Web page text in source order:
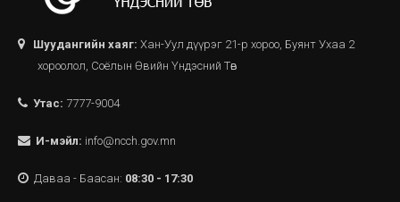
Шуудангийн хаяг: Хан-Уул дүүрэг 21-р хороо, Буянт Ухаа 2
хороолол, Соёлын Өвийн Үндэсний Төв
Утас: 7777-9004
И-мэйл: info@ncch.gov.mn
Даваа - Баасан: 08:30 - 17:30